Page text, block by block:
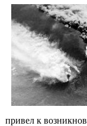
привел к